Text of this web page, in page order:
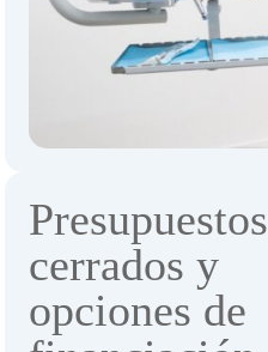
Presupuestos
cerrados y
opciones de